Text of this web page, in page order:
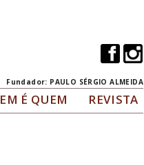
Fundador: PAULO SÉRGIO ALMEIDA
É QUEM REVISTA